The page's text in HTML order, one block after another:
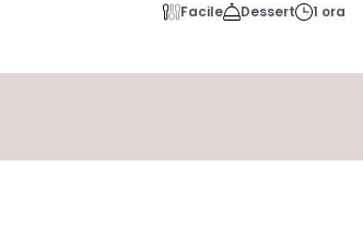
Facile Dessert 1 ora